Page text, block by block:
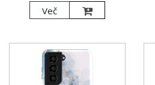
Več